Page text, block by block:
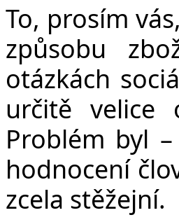
To, prosím
způsobu
otázkách
určitě velice
Problém byl
hodnocení
zcela stěžejní.